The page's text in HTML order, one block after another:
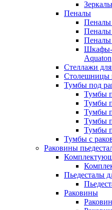
Пеналы
Пеналы
Пеналы
Пеналы
Шкафы-
Aquaton
Стеллажи
Столешницы
Тумбы под
Тумбы
Тумбы
Тумбы
Тумбы
Тумбы
Тумбы с
Раковины
Пьедесталы
Раковины